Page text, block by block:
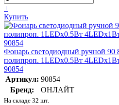
+
Купить
Фонарь светодиодный ручной 90
полипроп. 1LEDх0.5Вт
90854
Артикул: 90854
Бренд:
ОНЛАЙТ
На складе 32 шт.